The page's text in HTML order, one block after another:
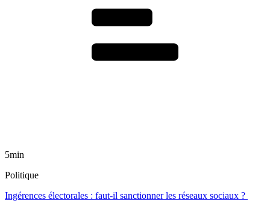
5min
Politique
Ingérences électorales : faut-il sanctionner les réseaux sociaux ?